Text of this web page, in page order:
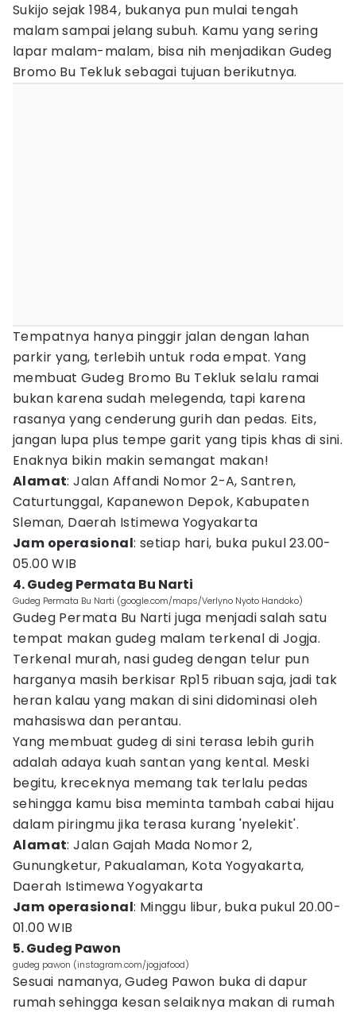
Sukijo sejak 1984, bukanya pun mulai tengah
malam sampai jelang subuh. Kamu yang sering
lapar malam-malam, bisa nih menjadikan Gudeg
Bromo Bu Tekluk sebagai tujuan berikutnya.
Tempatnya hanya pinggir jalan dengan lahan
parkir yang, terlebih untuk roda empat. Yang
membuat Gudeg Bromo Bu Tekluk selalu ramai
bukan karena sudah melegenda, tapi karena
rasanya yang cenderung gurih dan pedas. Eits,
jangan lupa plus tempe garit yang tipis khas di sini.
Enaknya bikin makin semangat makan!
Alamat: Jalan Affandi Nomor 2-A, Santren,
Caturtunggal, Kapanewon Depok, Kabupaten
Sleman, Daerah Istimewa Yogyakarta
Jam operasional: setiap hari, buka pukul 23.00-
05.00 WIB
4. Gudeg Permata Bu Narti
Gudeg Permata Bu Narti (google.com/maps/Verlyno Nyoto Handoko)
Gudeg Permata Bu Narti juga menjadi salah satu
tempat makan gudeg malam terkenal di Jogja.
Terkenal murah, nasi gudeg dengan telur pun
harganya masih berkisar Rp15 ribuan saja, jadi tak
heran kalau yang makan di sini didominasi oleh
mahasiswa dan perantau.
Yang membuat gudeg di sini terasa lebih gurih
adalah adaya kuah santan yang kental. Meski
begitu, kreceknya memang tak terlalu pedas
sehingga kamu bisa meminta tambah cabai hijau
dalam piringmu jika terasa kurang 'nyelekit'.
Alamat: Jalan Gajah Mada Nomor 2,
Gunungketur, Pakualaman, Kota Yogyakarta,
Daerah Istimewa Yogyakarta
Jam operasional: Minggu libur, buka pukul 20.00-
01.00 WIB
5. Gudeg Pawon
gudeg pawon (instagram.com/jogjafood)
Sesuai namanya, Gudeg Pawon buka di dapur
rumah sehingga kesan selaiknya makan di rumah